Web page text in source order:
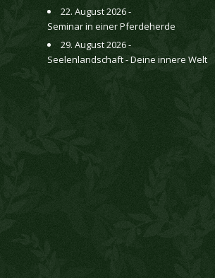
22. August 2026 -
Seminar in einer Pferdeherde
29. August 2026 -
Seelenlandschaft - Deine innere Welt